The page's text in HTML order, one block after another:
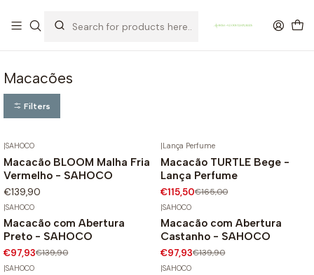
OFERTA DE PORTES DE ENVIO em compras para Portugal superiores a
80€ de artigos sem promoção
Macacões
Filters
|SAHOCO
Macacão BLOOM Malha Fria
Vermelho - SAHOCO
€139,90
-30%
Lança Perfume
Macacão TURTLE Bege -
Lança Perfume
€115,50€165,00
-30%
|SAHOCO
Macacão com Abertura
Preto - SAHOCO
€97,93€139,90
-30%
|SAHOCO
Macacão com Abertura
Castanho - SAHOCO
€97,93€139,90
|SAHOCO |SAHOCO